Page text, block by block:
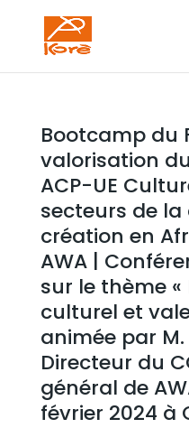
Bootcamp du
valorisation
ACP-UE
secteurs de
création en
AWA |
sur le thème
culturel et
animée par
Directeur du
général de
février 2024 à